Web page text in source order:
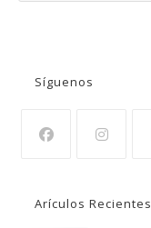
Síguenos
Arículos Recientes